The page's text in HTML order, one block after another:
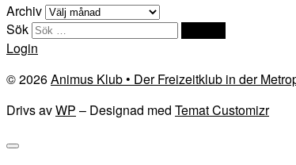
Archiv
Sök
Login
© 2026Animus Klub • Der Freizeitklub in der
Drivs avWP – Designad med Temat Customizr